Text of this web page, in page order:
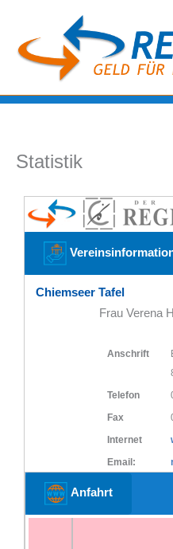
springen
Statistik
Chiemseer Tafel
Frau Verena
Anschrift
Telefon
Fax
Internet
Email:
Anfahrt